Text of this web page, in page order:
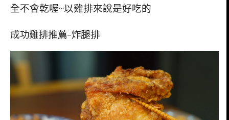
全不會乾喔~以雞排來說是好吃的
成功雞排推薦-炸腿排